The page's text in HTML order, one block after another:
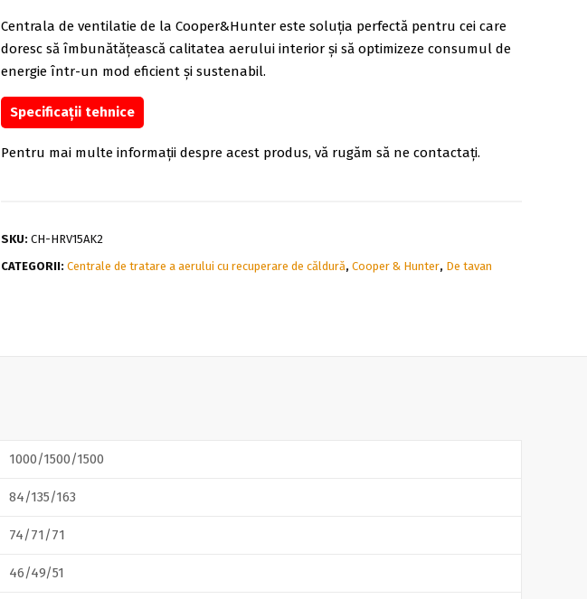
Centrala de ventilatie de la Cooper&Hunter este soluția perfectă pentru cei care
doresc să îmbunătățească calitatea aerului interior și să optimizeze consumul de
energie într-un mod eficient și sustenabil.
Specificații tehnice
Pentru mai multe informații despre acest produs, vă rugăm să ne contactați.
SKU: CH-HRV15AK2
CATEGORII: Centrale de tratare a aerului cu recuperare de căldură, Cooper & Hunter, De tavan
1000/1500/1500
84/135/163
74/71/71
46/49/51